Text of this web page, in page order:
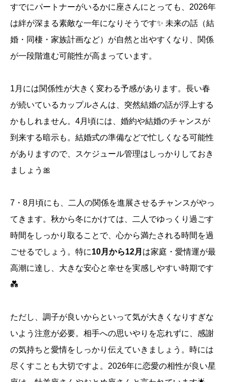
すでにパートナーがいるかに座さんにとっても、2026年
は絆が深まる素敵な一年になりそうです✨ 未来の話（結
婚・同棲・家族計画など）が自然と出やすくなり、関係
が一段階進む可能性が高まっています。
1月には関係性が大きく変わる予感があります。長い春
が続いているカップルさんは、突然結婚の話が浮上する
かもしれません。4月頃には、婚約や結婚のチャンスが
到来する暗示も。結婚式の準備などで忙しくなる可能性
がありますので、スケジュール管理はしっかりしておき
ましょう🎀
7・8月頃にも、二人の関係を進展させるチャンスがやっ
てきます。秋から冬にかけては、二人でゆっくり過ごす
時間をしっかり取ることで、心から満たされる時間を過
ごせるでしょう。特に10月から12月 は家庭・愛情運が最
高潮に達し、大きな安心と幸せを実感しやすい時期です
💑
ただし、調子が良いからといって気が大きくなりすぎな
いよう注意が必要。相手への思いやりを忘れずに、感謝
の気持ちと愛情をしっかり伝えていきましょう。時には
尽くすことも大切ですよ。2026年に恋愛の相性が良い星